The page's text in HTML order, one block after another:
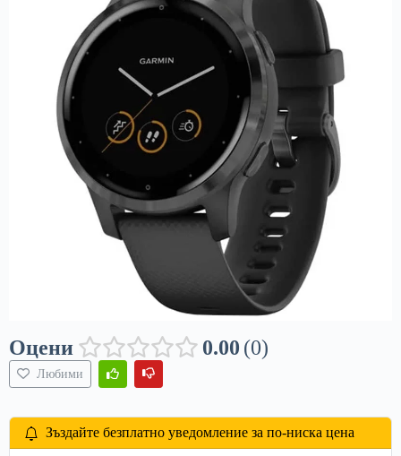
Оцени 0.00 0
Любими
Зъздайте безплатно уведомление за по-ниска цена